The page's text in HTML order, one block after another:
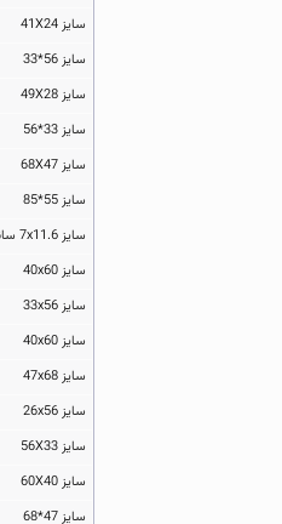
سایز 41X24
سایز 56*33
سایز 49X28
سایز 33*56
سایز 68X47
سایز 55*85
سایز 7x11.6 سانت
سایز 40x60
سایز 33x56
سایز 40x60
سایز 47x68
سایز 26x56
سایز 56X33
سایز 60X40
سایز 47*68